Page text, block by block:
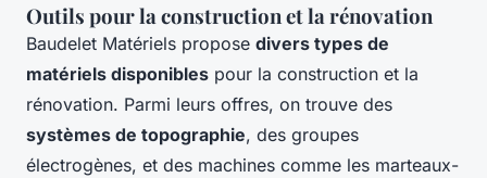
Outils pour la construction et la rénovation
Baudelet Matériels propose divers types de
matériels disponibles pour la construction et la
rénovation. Parmi leurs offres, on trouve des
systèmes de topographie, des groupes
électrogènes, et des machines comme les marteaux-